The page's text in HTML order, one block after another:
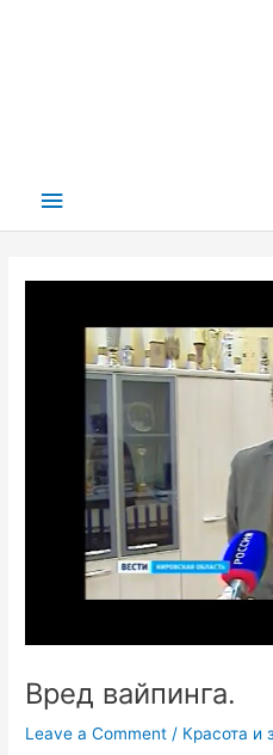
Main
Вред вайпинга.
Leave a Comment / Красота и